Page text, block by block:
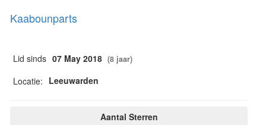
Kaabounparts
Lid sinds 07 May 2018 (8 jaar)
Locatie: Leeuwarden
Aantal Sterren